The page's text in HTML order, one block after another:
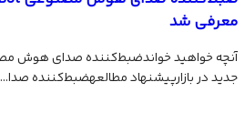
معرفی شد
جدید در بازارپیشنهاد مطالعهضبط‌کننده صدا...